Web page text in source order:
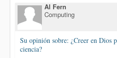
Al Fern
Computing
Su opinión sobre: ¿Creer en Dios
ciencia?